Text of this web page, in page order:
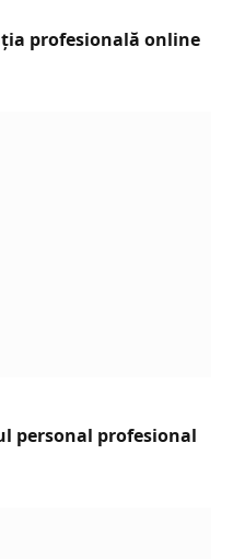
profesională online
personal profesional